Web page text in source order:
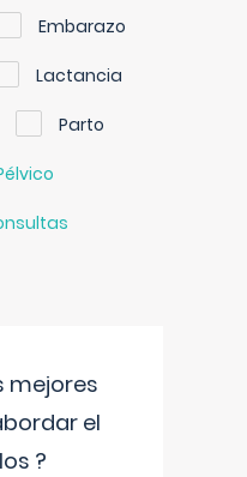
Embarazo
Lactancia
Parto
mejores
el
?